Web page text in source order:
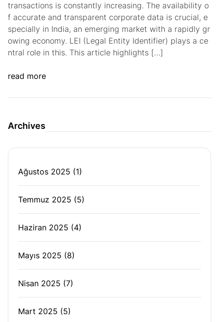
transactions is constantly increasing. The availability o
f accurate and transparent corporate data is crucial, e
specially in India, an emerging market with a rapidly gr
owing economy. LEI (Legal Entity Identifier) plays a ce
ntral role in this. This article highlights […]
read more
Archives
Ağustos 2025 (1)
Temmuz 2025 (5)
Haziran 2025 (4)
Mayıs 2025 (8)
Nisan 2025 (7)
Mart 2025 (5)